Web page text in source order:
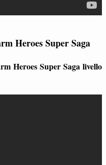
Heroes Super Saga
Heroes Super Saga livello